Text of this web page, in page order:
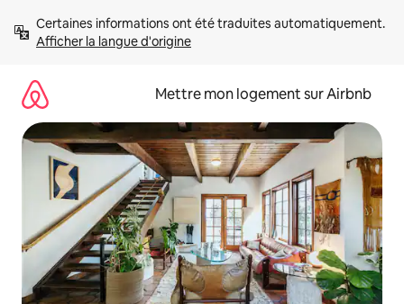
directement
Afficher la langue d'origine
Mettre mon logement sur Airbnb